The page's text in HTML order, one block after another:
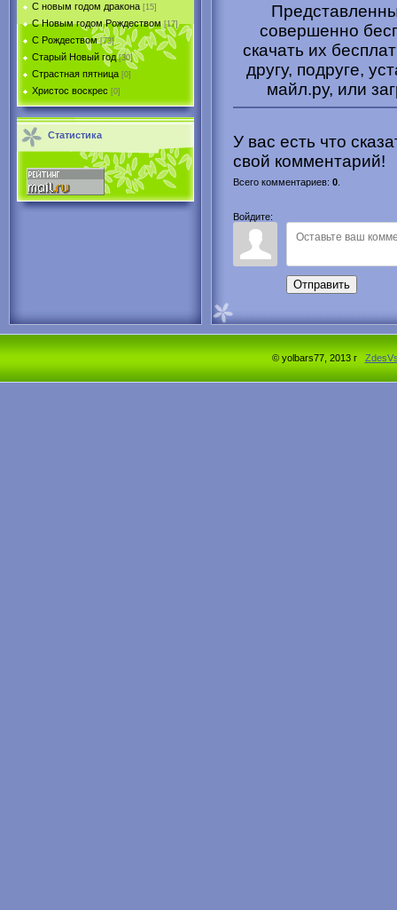
С новым годом дракона [15]
C Новым годом Рождеством [17]
С Рождеством [73]
Старый Новый год [30]
Страстная пятница [0]
Христоc воскрес [0]
Статистика
совершенно
скачать их
другу, подруге,
майл.ру, или
У вас есть что
свой комментарий!
Всего комментариев: 0
Войдите:
Отправить
© yolbars77, 2013 г